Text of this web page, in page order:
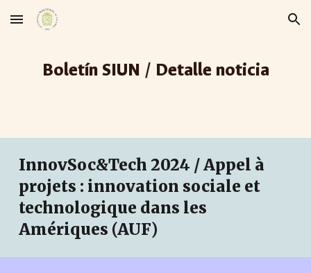
Skip to main content Skip to navigation
Boletín SIUN / Detalle noticia
InnovSoc&Tech 2024 / Appel à
projets : innovation sociale et
technologique dans les
Amériques (AUF)